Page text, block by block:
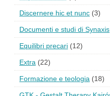
Discernere hic et nunc (3)
Documenti e studi di Synaxis
Equilibri precari (12)
Extra (22)
Formazione e teologia (18)